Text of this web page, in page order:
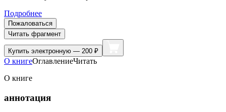
Подробнее
Пожаловаться
Читать фрагмент
Купить электронную — 200 ₽
О книгеОглавлениеЧитать
О книге
аннотация